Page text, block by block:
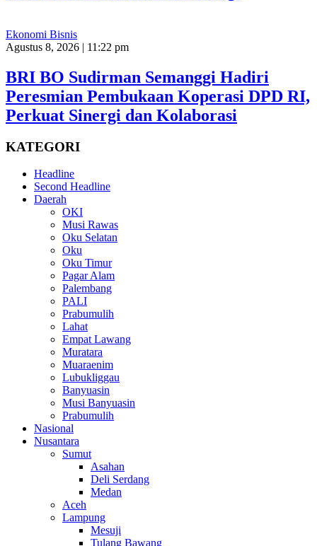
Ekonomi Bisnis
Agustus 8, 2026 | 11:22 pm
BRI BO Sudirman Semanggi Hadiri
Peresmian Pembukaan Koperasi DPD RI,
Perkuat Sinergi dan Kolaborasi
KATEGORI
Headline
Second Headline
Daerah
OKI
Musi Rawas
Oku Selatan
Oku
Oku Timur
Pagar Alam
Palembang
PALI
Prabumulih
Lahat
Empat Lawang
Muratara
Muaraenim
Lubukliggau
Banyuasin
Musi Banyuasin
Prabumulih
Nasional
Nusantara
Sumut
Asahan
Deli Serdang
Medan
Aceh
Lampung
Mesuji
Tulang Bawang